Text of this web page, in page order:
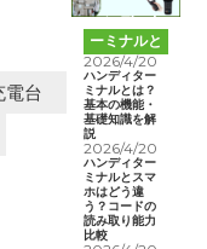
電台
ハンディタ
ーミナルと
は
2026/4/20
ハンディター
ミナルとは？
基本の機能・
基礎知識を解
説
2026/4/20
ハンディター
ミナルとスマ
ホはどう違
う？コードの
読み取り能力
比較